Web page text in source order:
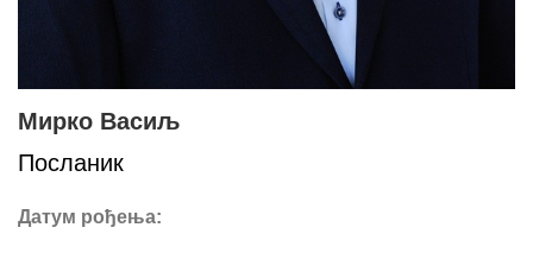
Мирко Васиљ
Посланик
Датум рођења: